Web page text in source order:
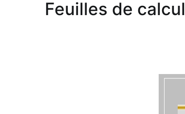
Feuilles de calcul